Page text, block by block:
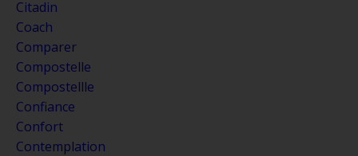
Citadin
Coach
Comparer
Compostelle
Compostellle
Confiance
Confort
Contemplation